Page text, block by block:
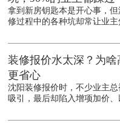
拿到新房钥匙本是开心事，
修过程中的各种坑却常让业主
装修报价水太深？为啥
更省心
沈阳装修报价时，不少业主
吸引，最后却陷入增项加价、